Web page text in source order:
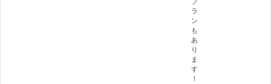
ラ
ン
も
あ
り
ま
す
！